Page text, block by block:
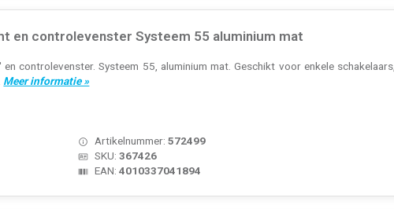
en controlevenster Systeem 55 aluminium mat
controlevenster. Systeem 55, aluminium mat. Geschikt voor enkele schakelaars,
Meer informatie »
Artikelnummer:572499
SKU:367426
EAN:4010337041894